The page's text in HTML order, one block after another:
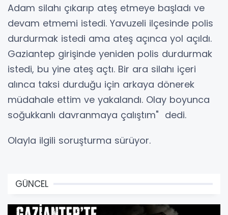
Adam silahı çıkarıp ateş etmeye başladı ve
devam etmemi istedi. Yavuzeli ilçesinde polis
durdurmak istedi ama ateş açınca yol açıldı.
Gaziantep girişinde yeniden polis durdurmak
istedi, bu yine ateş açtı. Bir ara silahı içeri
alınca taksi durduğu için arkaya dönerek
müdahale ettim ve yakalandı. Olay boyunca
soğukkanlı davranmaya çalıştım" dedi.
Olayla ilgili soruşturma sürüyor.
GÜNCEL